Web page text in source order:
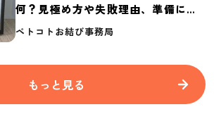
何？見極め方や失敗理由、準備に必
要なものを紹介
ペトコトお結び事務局
もっと見る